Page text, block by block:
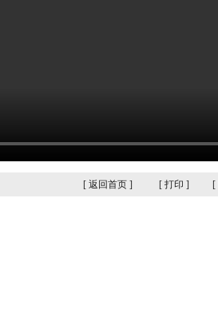
[ 返回首页 ] [ 打印 ] [